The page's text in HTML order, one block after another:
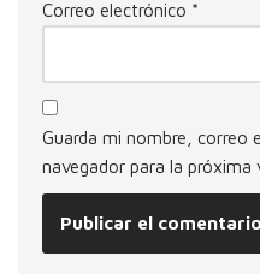
Correo electrónico *
Guarda mi nombre, correo
navegador para la próxima